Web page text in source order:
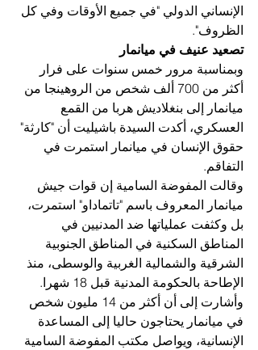
الإنساني الدولي "في جميع الأوقات وفي كل
الظروف".
تصعيد عنيف في ميانمار
وبمناسبة مرور خمس سنوات على فرار
أكثر من 700 ألف شخص من الروهينجا من
ميانمار إلى بنغلاديش هربا من القمع
العسكري، أكدت السيدة باشيليت أن "كارثة"
حقوق الإنسان في ميانمار استمرت في
التفاقم.
وقالت المفوضة السامية إن قوات جيش
ميانمار المعروف باسم "تاتماداو" استمرت،
بل وكثفت عملياتها ضد المدنيين في
المناطق السكنية في المناطق الجنوبية
الشرقية والشمالية الغربية والوسطى، منذ
الإطاحة بالحكومة المدنية قبل 18 شهرا.
وأشارت إلى أن أكثر من 14 مليون شخص
في ميانمار يحتاجون حاليا إلى المساعدة
الإنسانية، ويواصل مكتب المفوضة السامية